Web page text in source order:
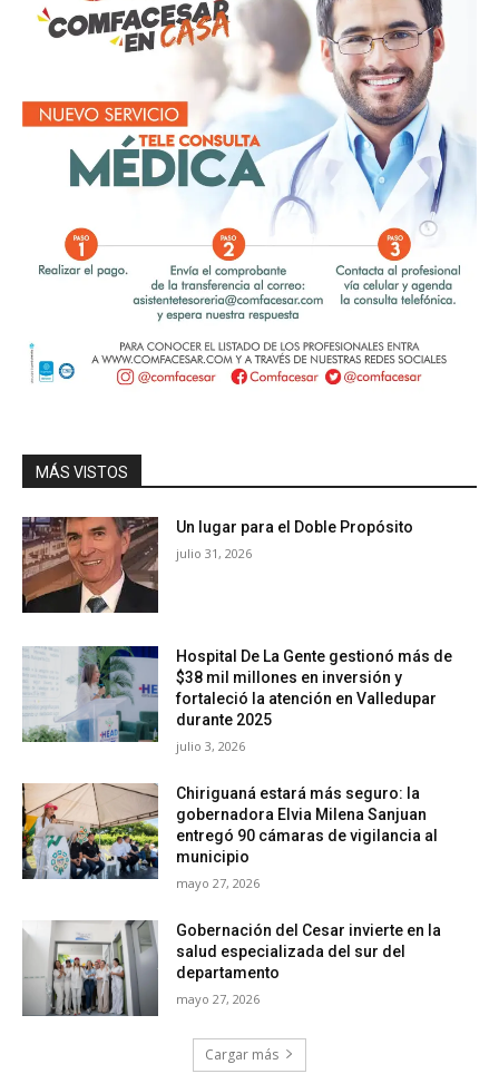
MÁS VISTOS
Un lugar para el Doble Propósito
julio 31, 2026
Hospital De La Gente gestionó más de
$38 mil millones en inversión y
fortaleció la atención en Valledupar
durante 2025
julio 3, 2026
Chiriguaná estará más seguro: la
gobernadora Elvia Milena Sanjuan
entregó 90 cámaras de vigilancia al
municipio
mayo 27, 2026
Gobernación del Cesar invierte en la
salud especializada del sur del
departamento
mayo 27, 2026
Cargar más